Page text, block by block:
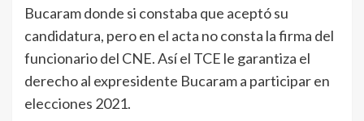
Bucaram donde si constaba que aceptó su
candidatura, pero en el acta no consta la firma del
funcionario del CNE. Así el TCE le garantiza el
derecho al expresidente Bucaram a participar en
elecciones 2021.